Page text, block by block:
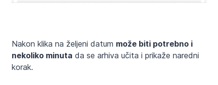
Nakon klika na željeni datum može biti potrebno i
nekoliko minuta da se arhiva učita i prikaže naredni
korak.